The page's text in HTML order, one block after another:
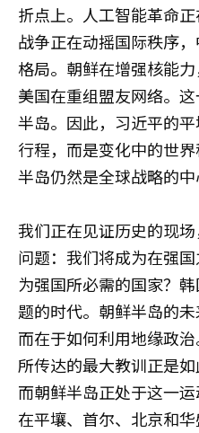
折点上。人工智能革命
战争正在动摇国际秩序
格局。朝鲜在增强核能力
美国在重组盟友网络。
半岛。因此，习近平的
行程，而是变化中的世
半岛仍然是全球战略的中
我们正在见证历史的现
问题：我们将成为在强
为强国所必需的国家？
题的时代。朝鲜半岛的未
而在于如何利用地缘政
所传达的最大教训正是如
而朝鲜半岛正处于这一
在平壤、首尔、北京和